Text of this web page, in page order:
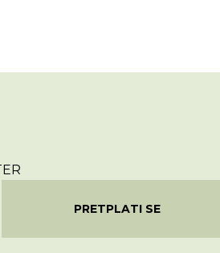
PRETPLATI SE